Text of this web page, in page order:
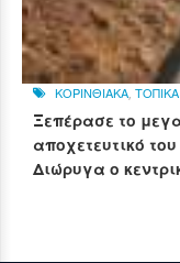
ΚΟΡΙΝΘΙΑΚΑ
Ξεπέρασε το
αποχετευτικό
Διώρυγα ο